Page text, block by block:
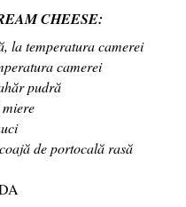
CHEESE:
temperatura camerei
camerei
pudră
de portocală rasă